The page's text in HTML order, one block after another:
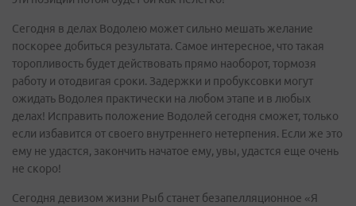
Сегодня в делах Водолею может сильно мешать желание
поскорее добиться результата. Самое интересное, что такая
торопливость будет действовать прямо наоборот, тормозя
работу и отодвигая сроки. Задержки и пробуксовки могут
ожидать Водолея практически на любом этапе и в любых
делах! Исправить положение Водолей сегодня сможет, только
если избавится от своего внутреннего нетерпения. Если же это
ему не удастся, закончить начатое ему, увы, удастся еще очень
не скоро!
Сегодня девизом жизни Рыб станет безапелляционное «Я